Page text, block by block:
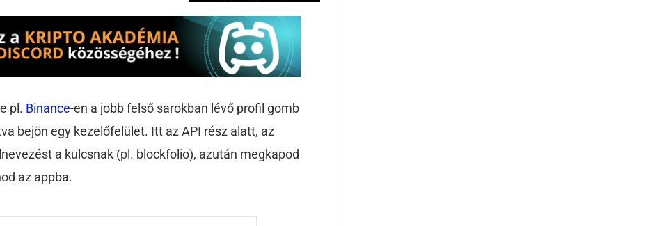
pl. Binance-en a jobb felső sarokban lévő profil gomb
bejön egy kezelőfelület. Itt az API rész alatt, az
a kulcsnak (pl. blockfolio), azután megkapod
az appba.